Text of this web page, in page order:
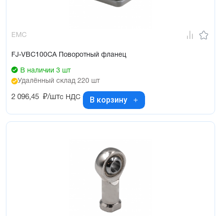
EMC
FJ-VBC100CA Поворотный фланец
В наличии 3 шт
Удалённый склад 220 шт
2 096,45 ₽/штс НДС В корзину